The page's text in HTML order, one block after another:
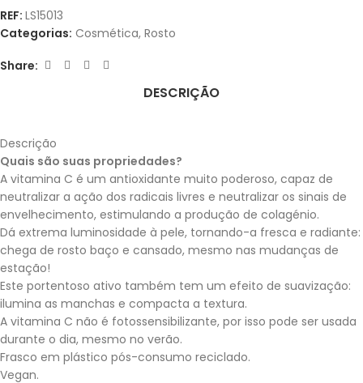
REF: LS15013
Categorias: Cosmética, Rosto
Share:
DESCRIÇÃO
Descrição
Quais são suas propriedades?
A vitamina C é um antioxidante muito poderoso, capaz de
neutralizar a ação dos radicais livres e neutralizar os sinais de
envelhecimento, estimulando a produção de colagénio.
Dá extrema luminosidade à pele, tornando-a fresca e radiante:
chega de rosto baço e cansado, mesmo nas mudanças de
estação!
Este portentoso ativo também tem um efeito de suavização:
ilumina as manchas e compacta a textura.
A vitamina C não é fotossensibilizante, por isso pode ser usada
durante o dia, mesmo no verão.
Frasco em plástico pós-consumo reciclado.
Vegan.